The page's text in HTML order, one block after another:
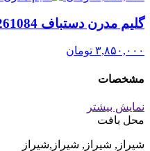
گلیم مدرن دستباف 261084
۳,۸۵۰,۰۰۰ تومان
مشخصات
نمایش بیشتر
محل بافت
شیراز, شیراز, شیراز,شیراز